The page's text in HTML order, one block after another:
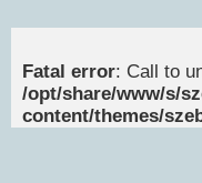
Fatal error: Call to
/opt/share/www/s/
content/themes/